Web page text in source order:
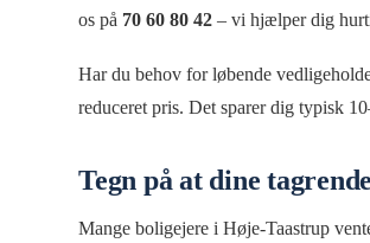
os på 70 60 80 42 – vi hjælper dig
Har du behov for løbende
reduceret pris. Det sparer dig typisk
Tegn på at dine
Mange boligejere i Høje-Taastrup